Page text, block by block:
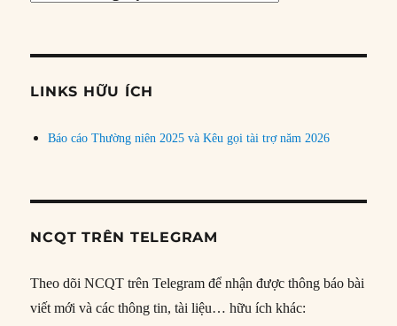
đề
LINKS HỮU ÍCH
Báo cáo Thường niên 2025 và Kêu gọi tài trợ năm 2026
NCQT TRÊN TELEGRAM
Theo dõi NCQT trên Telegram để nhận được thông báo bài
viết mới và các thông tin, tài liệu… hữu ích khác: